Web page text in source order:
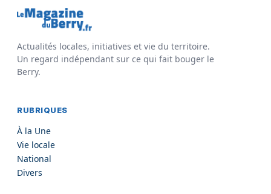
Actualités locales, initiatives et vie du territoire.
Un regard indépendant sur ce qui fait bouger le
Berry.
RUBRIQUES
À la Une
Vie locale
National
Divers